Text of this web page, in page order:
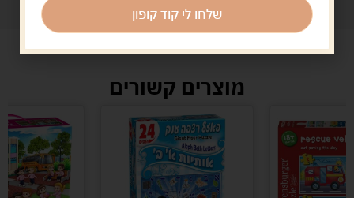
מוצרים קשורים
שלחו לי קוד קופון